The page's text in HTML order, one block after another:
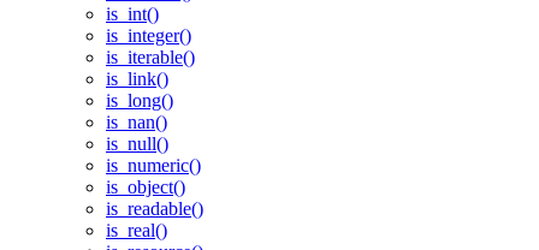
is_int()
is_integer()
is_iterable()
is_link()
is_long()
is_nan()
is_null()
is_numeric()
is_object()
is_readable()
is_real()